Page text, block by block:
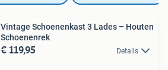
Vintage Schoenenkast 3 Lades – Houten
Schoenenrek
€ 119,95 Details